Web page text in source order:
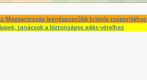
Magyarország legnépszerűbb kriptós csoportjához
tanácsok a biztonságos adás-vételhez